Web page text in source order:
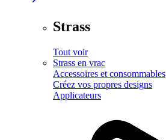
Strass
Tout voir
Strass en vrac
Accessoires et consommables
Créez vos propres designs
Applicateurs